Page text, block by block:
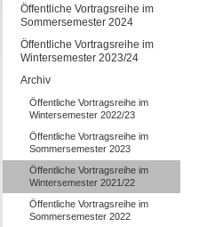
Öffentliche Vortragsreihe im
Sommersemester 2024
Öffentliche Vortragsreihe im
Wintersemester 2023/24
Archiv
Öffentliche Vortragsreihe im
Wintersemester 2022/23
Öffentliche Vortragsreihe im
Sommersemester 2023
Öffentliche Vortragsreihe im
Wintersemester 2021/22
Öffentliche Vortragsreihe im
Sommersemester 2022